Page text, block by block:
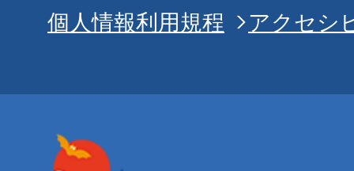
個人情報利用規程 アクセシ